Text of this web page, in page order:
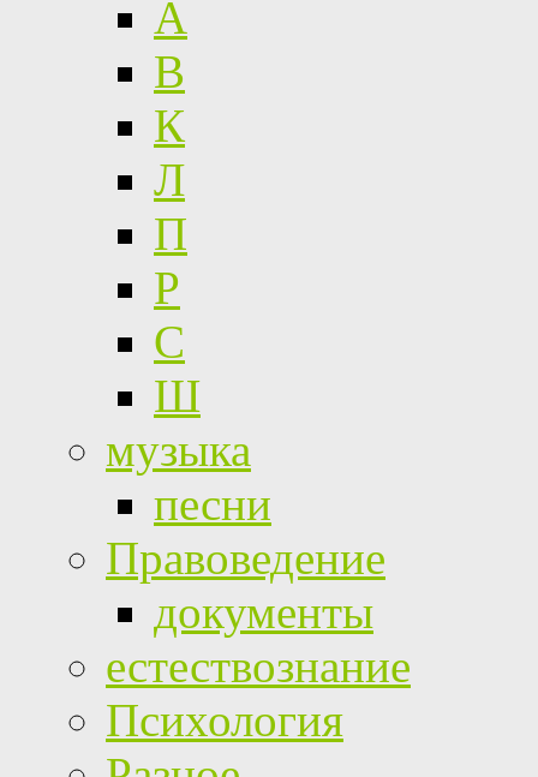
А
В
К
Л
П
Р
С
Ш
музыка
песни
Правоведение
документы
естествознание
Психология